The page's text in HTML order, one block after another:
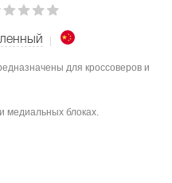
для кроссоверов и
медиальных блоках.